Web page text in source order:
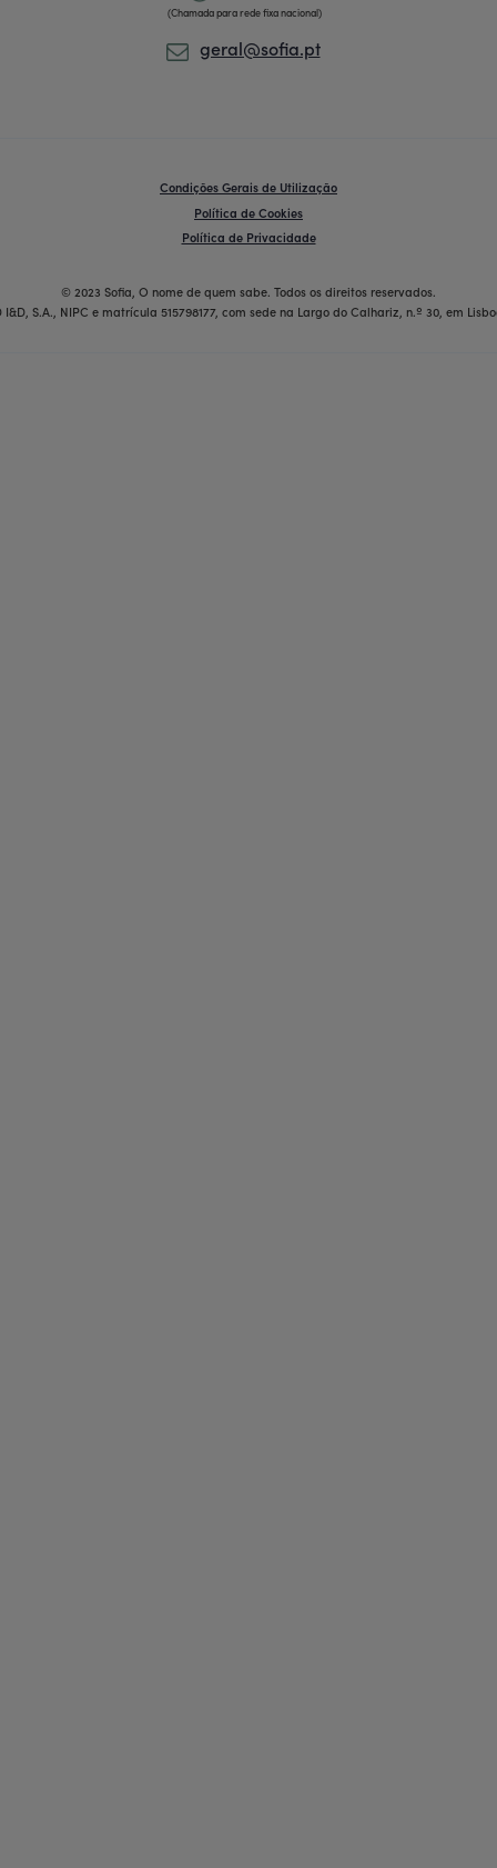
(Chamada para rede fixa nacional)
geral@sofia.pt
Condições Gerais de Utilização
Política de Cookies
Política de Privacidade
© 2023 Sofia, O nome de quem sabe. Todos os direitos reservados.
S.A., NIPC e matrícula 515798177, com sede na Largo do Calhariz, n.º 30, em